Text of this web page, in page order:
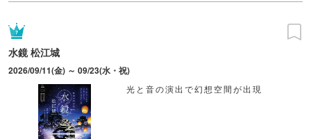
水鏡 松江城
2026/09/11(金) ～ 09/23(水・祝)
光と音の演出で幻想空間が出現